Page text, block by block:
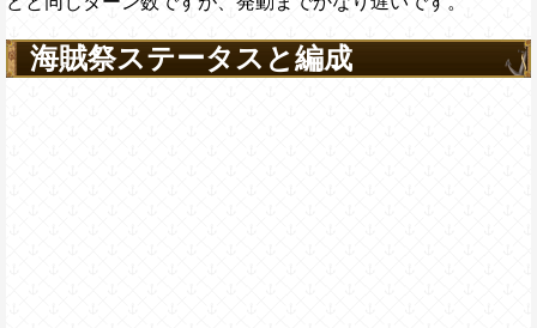
海賊祭ステータスと編成